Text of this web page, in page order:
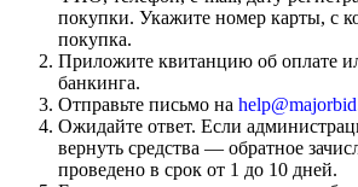
покупки. Укажите номер карты, с
покупка.
Приложите квитанцию об оплате
банкинга.
Отправьте письмо на
Ожидайте ответ. Если
вернуть средства — обратное
проведено в срок от 1 до 10 дней.